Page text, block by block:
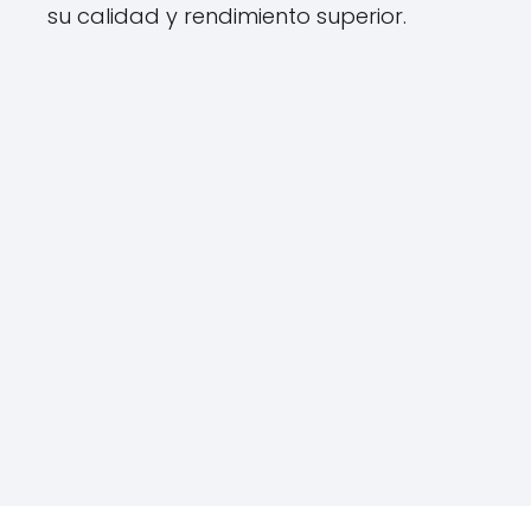
su calidad y rendimiento superior.